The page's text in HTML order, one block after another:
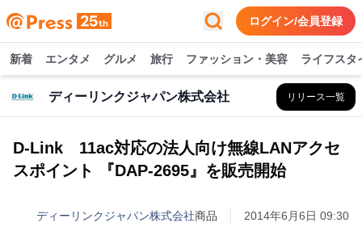
ログイン/会員登録
新着 エンタメ グルメ 旅行 ファッション・美容 ライフスタ
ディーリンクジャパン株式会社 リリース一覧
D-Link 11ac対応の法人向け無線LANアクセ
スポイント 『DAP-2695』を販売開始
ディーリンクジャパン株式会社商品 2014年6月6日 09:30